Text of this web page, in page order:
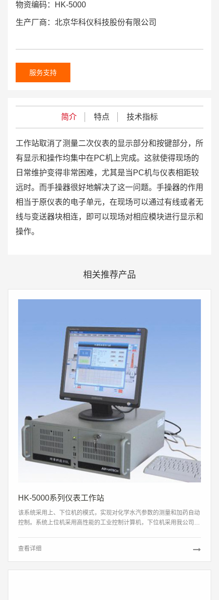
物资编码：HK-5000
生产厂商：北京华科仪科技股份有限公司
服务支持
简介 特点 技术指标
工作站取消了测量二次仪表的显示部分和按键部分，所
有显示和操作均集中在PC机上完成。这就使得现场的
日常维护变得非常困难，尤其是当PC机与仪表相距较
远时。而手操器很好地解决了这一问题。手操器的作用
相当于原仪表的电子单元，在现场可以通过有线或者无
线与变送器块相连，即可以现场对相应模块进行显示和
操作。
相关推荐产品
HK-5000系列仪表工作站
该系统采用上、下位机的模式，实现对化学水汽参数的测量和加药自动
控制。系统上位机采用高性能的工业控制计算机，下位机采用我公司自
测和控制。上位机预留与电厂MIS网相连接的接口。联网功能，同过厂
内MIS系统或INTERNET与其它微机联网，实现远程监测和控制。
查看详细